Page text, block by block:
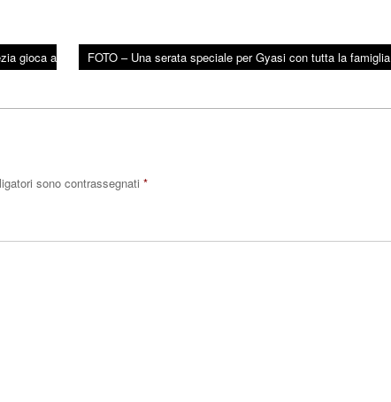
gioca a
FOTO – Una serata speciale per Gyasi con tutta la famiglia
sono contrassegnati *